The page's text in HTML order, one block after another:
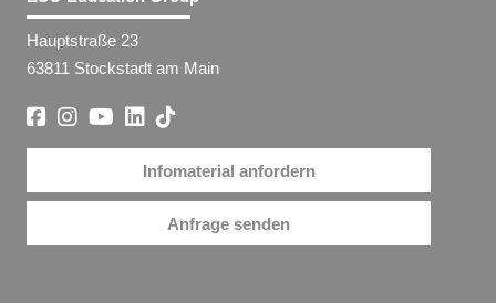
Hauptstraße 23
63811 Stockstadt am Main
Infomaterial anfordern
Anfrage senden